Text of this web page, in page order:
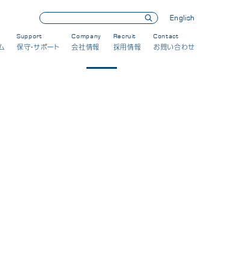
English
Support
保守・サポート
Company
会社情報
Recruit
採用情報
Contact
お問い合わせ